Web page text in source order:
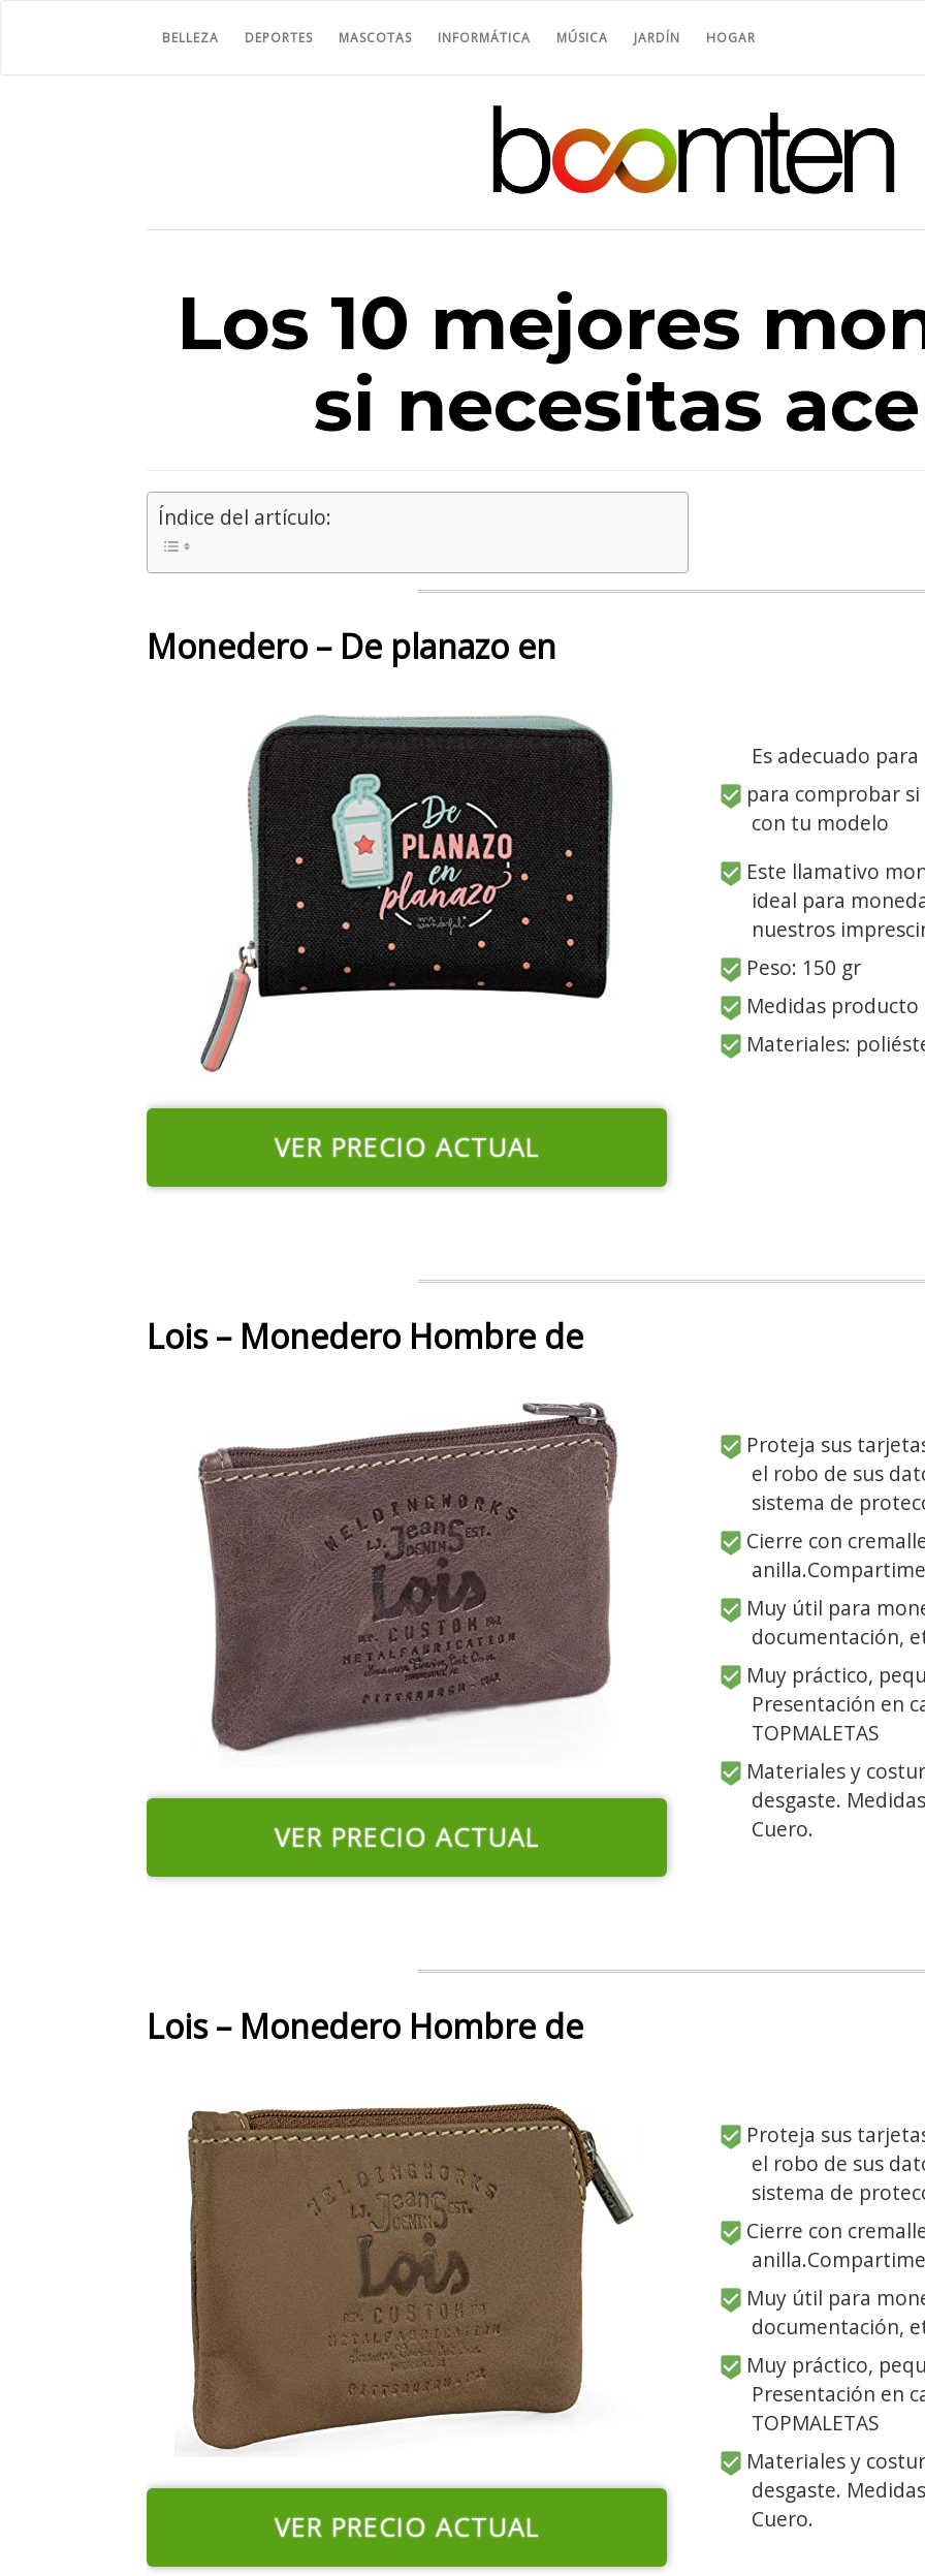
BELLEZA DEPORTES MASCOTAS INFORMÁTICA MÚSICA JARDÍN HOGAR
Los 10 mejores
si necesitas
Índice del artículo:
Monedero – De planazo en
VER PRECIO ACTUAL
Es adecuado para
para comprobar
con tu modelo
Este llamativo
ideal para
nuestros
Peso: 150 gr
Medidas producto
Materiales:
Lois – Monedero Hombre de
VER PRECIO ACTUAL
Proteja sus
el robo de sus
sistema de
Cierre con
Muy útil para
documentación,
Muy práctico,
Presentación en
TOPMALETAS
Materiales y
desgaste.
Cuero.
Lois – Monedero Hombre de
VER PRECIO ACTUAL
Proteja sus
el robo de sus
sistema de
Cierre con
Muy útil para
documentación,
Muy práctico,
Presentación en
TOPMALETAS
Materiales y
desgaste.
Cuero.